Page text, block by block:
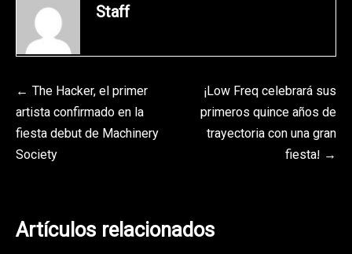
Staff
Navegación
de
entradas
The Hacker, el primer
artista confirmado en la
fiesta debut de Machinery
Society
¡Low Freq celebrará sus
primeros quince años de
trayectoria con una gran
fiesta!
Artículos relacionados